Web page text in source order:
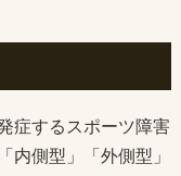
症するスポーツ障害
内側型」「外側型」